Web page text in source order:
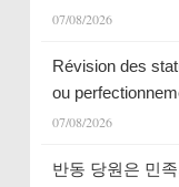
07/08/2026
Révision des
ou
07/08/2026
반동 당원은 민